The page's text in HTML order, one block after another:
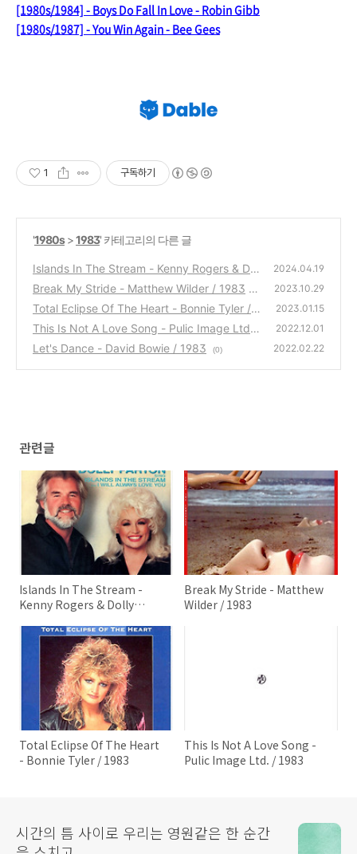
[1980s/1984] - Boys Do Fall In Love - Robin Gibb
[1980s/1987] - You Win Again - Bee Gees
1 구독하기
'1980s>1983' 카테고리의 다른 글
Islands In The Stream - Kenny Rogers & Dol
ly Parton / 1983
(1)
2024.04.19
Break My Stride - Matthew Wilder / 1983
(1)
2023.10.29
Total Eclipse Of The Heart - Bonnie Tyler / 1
983
(0)
2023.01.15
This Is Not A Love Song - Pulic Image Ltd. /
1983
(1)
2022.12.01
Let's Dance - David Bowie / 1983 (0) 2022.02.22
관련글
Islands In The Stream -
Kenny Rogers & Dolly
Break My Stride - Matthew
Wilder / 1983
Total Eclipse Of The Heart
- Bonnie Tyler / 1983
This Is Not A Love Song -
Pulic Image Ltd. / 1983
시간의 틈 사이로 우리는 영원같은 한 순간